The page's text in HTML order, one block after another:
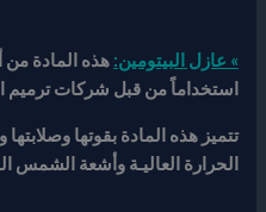
» عازل البيتومين: هذه المادة من
استخداماً من قبل شركات ترميم
تتميز هذه المادة بقوتها
الحرارة العاليـة وأشعة الشمس